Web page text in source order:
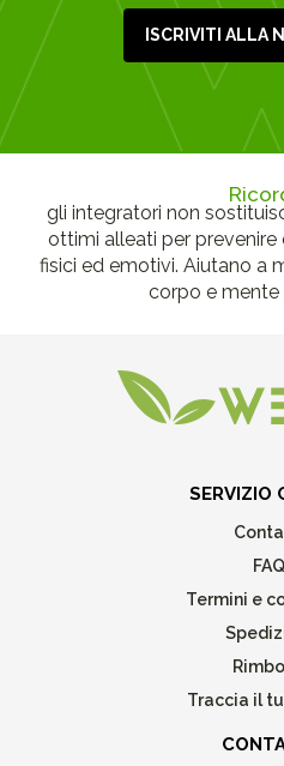
ISCRIVITI ALLA
gli integratori non
ottimi alleati per
fisici ed emotivi. Aiutano a
corpo e mente
SERVIZIO
FAQ
Termini e
Traccia il